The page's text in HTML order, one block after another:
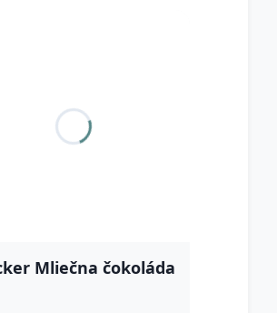
Mliečna čokoláda